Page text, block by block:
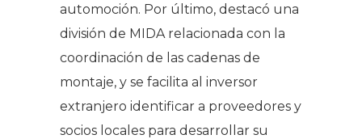
automoción. Por último, destacó una
división de MIDA relacionada con la
coordinación de las cadenas de
montaje, y se facilita al inversor
extranjero identificar a proveedores y
socios locales para desarrollar su